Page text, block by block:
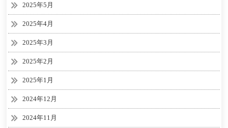
2025年5月
2025年4月
2025年3月
2025年2月
2025年1月
2024年12月
2024年11月